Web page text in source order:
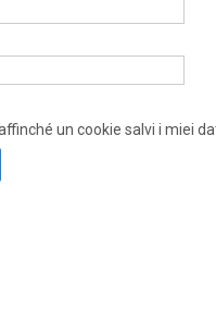
un cookie salvi i miei